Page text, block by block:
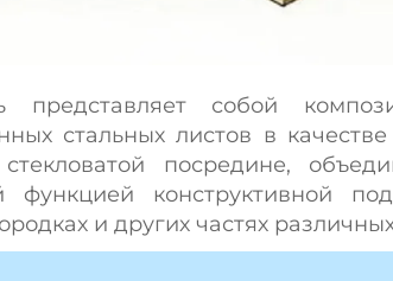
представляет собой
стальных листов в
посредине,
функцией конструктивной
и других частях